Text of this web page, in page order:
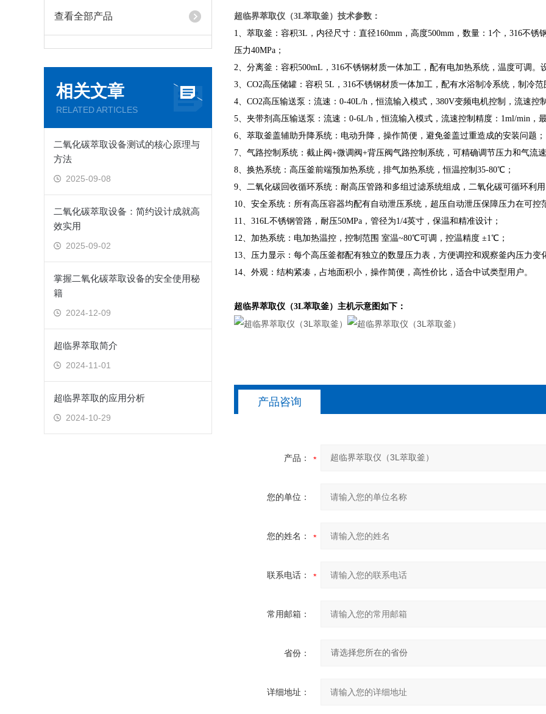
查看全部产品
相关文章
RELATED ARTICLES
二氧化碳萃取设备测试的核心原理与
方法
2025-09-08
二氧化碳萃取设备：简约设计成就高
效实用
2025-09-02
掌握二氧化碳萃取设备的安全使用秘
籍
2024-12-09
超临界萃取简介
2024-11-01
超临界萃取的应用分析
2024-10-29
超临界萃取仪（3L萃取釜） 技术参数：
1、萃取釜：容积3L ， 内径尺寸：直径160mm，高度500mm，数量：1个，316不锈
压力40MPa ；
2、 分离釜：容积500mL ， 316不锈钢材质一体加工， 配有电加热系统，温度可调 。
3、CO2高压储罐： 容积 5L ， 316不锈钢材质一体加工， 配有水浴制冷系统， 制冷
4、 CO2高压输送泵： 流速：0-40L/h ，恒流输入模式，380V变频电机控制，流速控
5、夹带剂高压输送泵：流速：0-6L/h，恒流输入模式，流速控制精度：1ml/min，
6、 萃取釜盖辅助升降系统：电动升降，操作简便，避免釜盖过重造成的安装问题；
7、气路控制系统：截止阀+微调阀+背压阀气路控制系统，可精确调节压力和气流
8、换热系统：高压釜前端预加热系统，排气加热系统，恒温控制35-80℃；
9、二氧化碳回收循环系统：耐高压管路和多组过滤系统组成，二氧化碳可循环利
10、 安全系统：所有高压容器均配有自动泄压系统，超压自动泄压保障压力在可控
11、 316L不锈钢管路，耐压50MPa，管径为1/4英寸，保温和精准设计；
12、加热系统：电加热温控， 控制范围 室温~80℃可调 ， 控温精度 ±1℃ ；
13、压力显示：每个高压釜都配有独立的数显压力表，方便调控和观察釜内压力变
14、外观：结构紧凑，占地面积小，操作简便，高性价比，适合中试类型用户。
超临界萃取仪（3L萃取釜） 主机示意图如下：
产品咨询
产品：
您的单位：
您的姓名：
联系电话：
常用邮箱：
省份：
详细地址：